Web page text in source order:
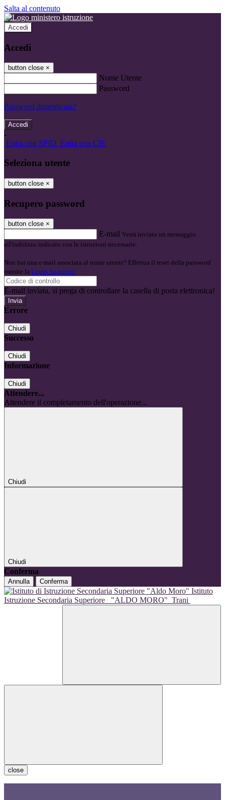
Salta al contenuto
Accedi
Accedi
button close ×
Nome Utente
Password
Password dimenticata?
-
Entra con SPID Entra con CIE
Seleziona utente
button close ×
Recupero password
button close ×
E-mail Verrà inviato un messaggio
all'indirizzo indicato con le istruzioni necessarie.
Non hai una e-mail associata al nome utente? Effettua il reset della password
tramite la Login Spaggiari
E-mail inviata, si prega di controllare la casella di posta elettronica!
Errore
Chiudi
Successo
Chiudi
Informazione
Chiudi
Attendere...
Attendere il completamento dell'operazione...
Chiudi
Chiudi
Conferma
Annulla Conferma
Istituto
Istruzione Secondaria Superiore
"ALDO MORO" Trani
close